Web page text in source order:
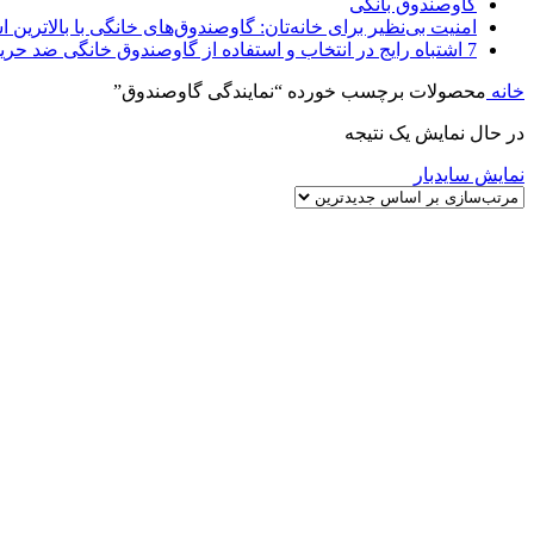
گاوصندوق بانکی
امنیت بی‌نظیر برای خانه‌تان: گاوصندوق‌های خانگی با بالاترین
7 اشتباه رایج در انتخاب و استفاده از گاوصندوق خانگی ضد حریق
خانه محصولات برچسب خورده “نمایندگی گاوصندوق”
در حال نمایش یک نتیجه
نمایش سایدبار